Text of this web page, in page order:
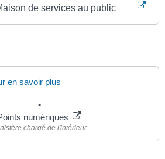
de services au public
en savoir plus
numériques
chargé de l'intérieur